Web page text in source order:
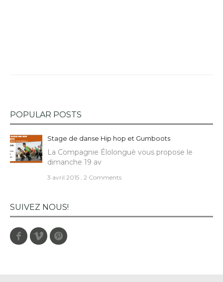
POPULAR POSTS
Stage de danse Hip hop et Gumboots
La Compagnie Élolonguè vous propose le
dimanche 19 av
3 avril 2015 2 Comments
SUIVEZ NOUS!
Facebook
Vimeo